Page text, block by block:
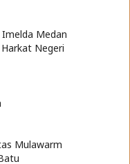
Medan
Negeri
Mulawarm